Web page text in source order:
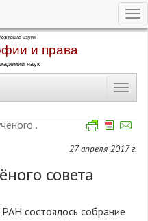
27 апреля 2017 г.
совета
состоялось собрание